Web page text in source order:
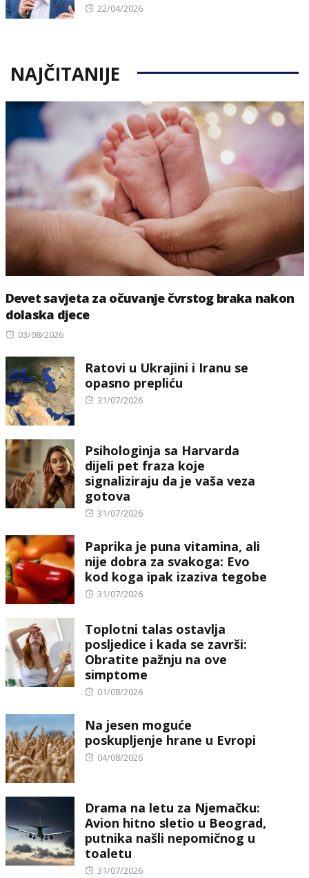
Posted
22/04/2026
NAJČITANIJE
Devet savjeta za očuvanje čvrstog braka nakon
dolaska djece
Posted
03/08/2026
Ratovi u Ukrajini i Iranu se
opasno prepliću
Posted
31/07/2026
Psihologinja sa Harvarda
dijeli pet fraza koje
signaliziraju da je vaša veza
gotova
Posted
31/07/2026
Paprika je puna vitamina, ali
nije dobra za svakoga: Evo
kod koga ipak izaziva tegobe
Posted
31/07/2026
Toplotni talas ostavlja
posljedice i kada se završi:
Obratite pažnju na ove
simptome
Posted
01/08/2026
Na jesen moguće
poskupljenje hrane u Evropi
Posted
04/08/2026
Drama na letu za Njemačku:
Avion hitno sletio u Beograd,
putnika našli nepomičnog u
toaletu
Posted
31/07/2026